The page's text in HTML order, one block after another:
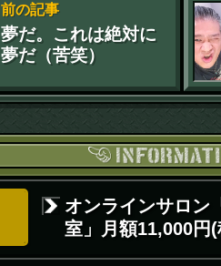
前の記事
夢だ。これは絶対に
夢だ（苦笑）
オンラインサロン
室」月額11,000円(